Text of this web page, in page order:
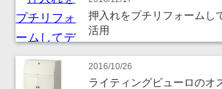
押入れをプチリフォームし
活用
2016/10/26
ライティングビューロのオ